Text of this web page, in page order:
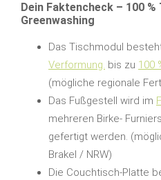
Dein Faktencheck – 100 %
Greenwashing
Das Tischmodul
Verformung. bis zu 100
(mögliche regionale
Das Fußgestell wird im
mehreren Birke-
gefertigt werden.
Brakel / NRW)
Die Couchtisch-Platte